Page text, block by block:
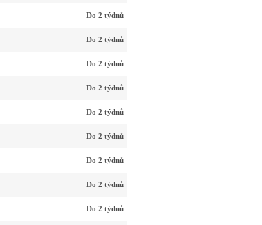
Do 2 týdnů
Do 2 týdnů
Do 2 týdnů
Do 2 týdnů
Do 2 týdnů
Do 2 týdnů
Do 2 týdnů
Do 2 týdnů
Do 2 týdnů